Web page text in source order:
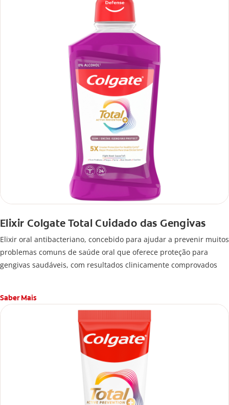
Elixir Colgate Total Cuidado das Gengivas
Elixir oral antibacteriano, concebido para ajudar a prevenir muitos
problemas comuns de saúde oral que oferece proteção para
gengivas saudáveis, com resultados clinicamente comprovados
Saber Mais